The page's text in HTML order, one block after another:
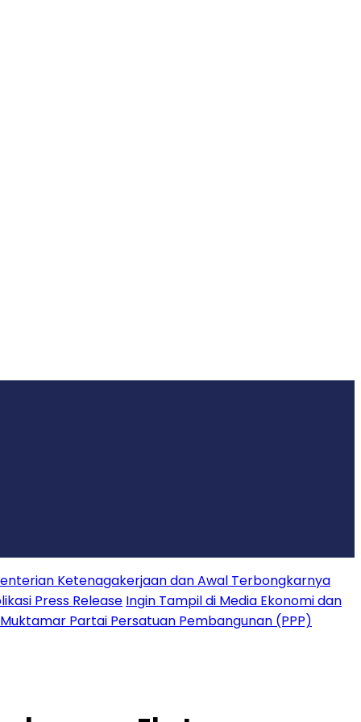
Ketenagakerjaan dan Awal Terbongkarnya
Press Release Ingin Tampil di Media Ekonomi dan
Partai Persatuan Pembangunan (PPP)